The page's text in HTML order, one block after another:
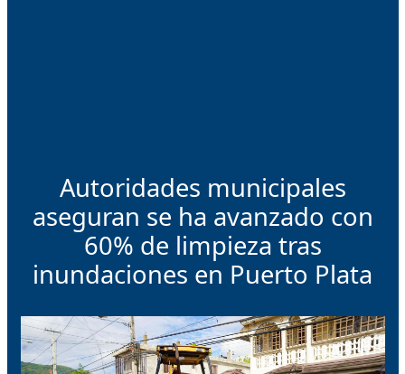
Autoridades municipales
aseguran se ha avanzado con
60% de limpieza tras
inundaciones en Puerto Plata